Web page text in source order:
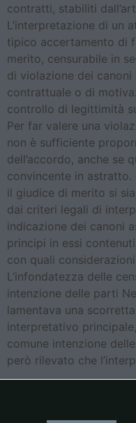
contratti, stabiliti
L’interpretazione di un
tipico accertamento di
merito, censurabile in
di violazione dei
contrattuale o di
controllo di legittimità
Per far valere una
non è sufficiente
dell’accordo, anche se
convincente in
il giudice di merito si
dai criteri legali di
indicazione dei canoni
principi in essi
con quali
L’infondatezza delle
intenzione delle parti
lamentava una
interpretativo
comune intenzione
però rilevato che